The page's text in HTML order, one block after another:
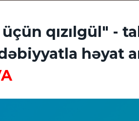
qızılgül" -
həyat